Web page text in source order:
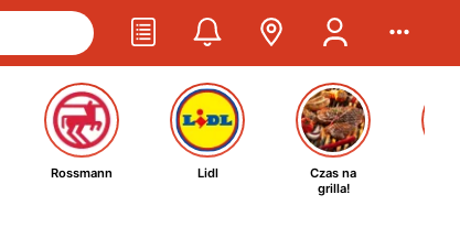
Rossmann Lidl
Czas na
grilla!